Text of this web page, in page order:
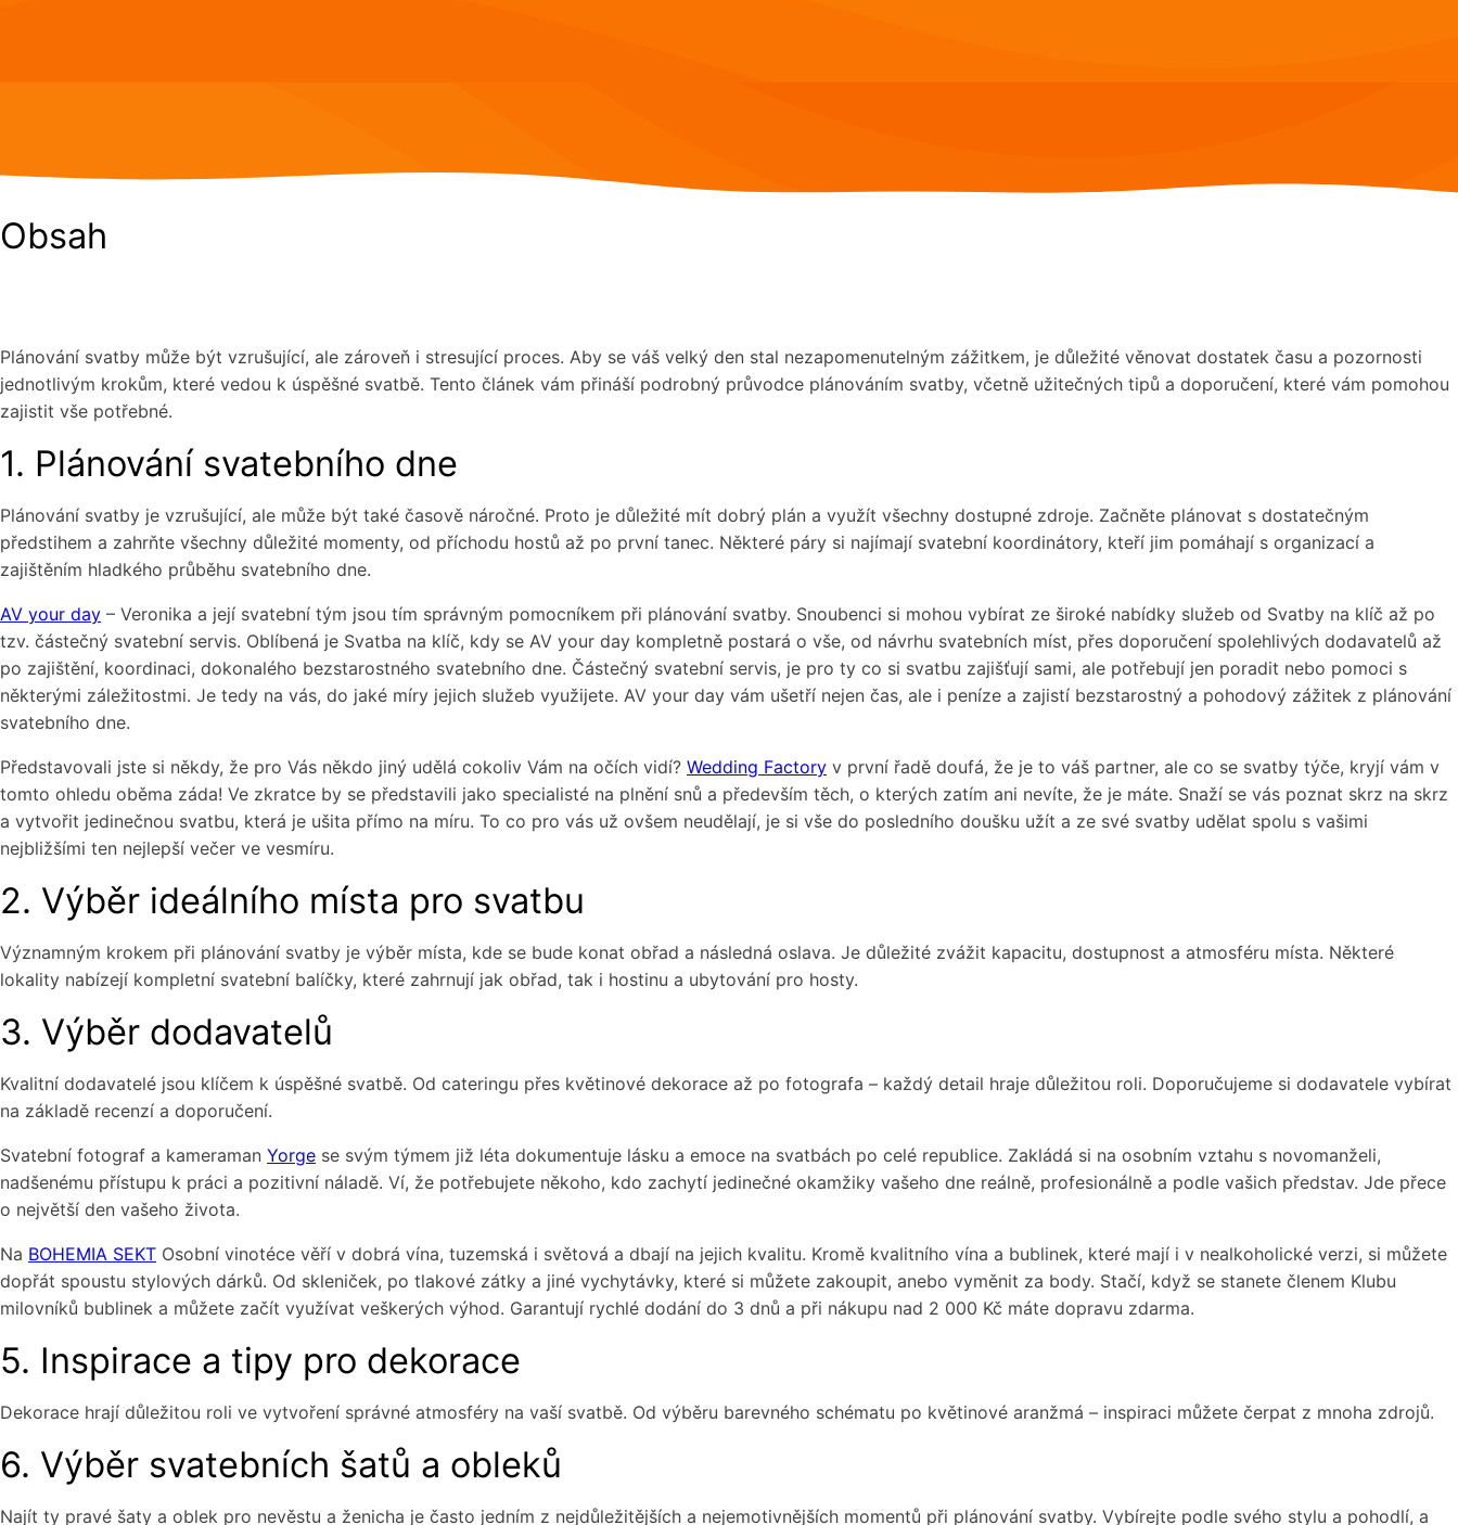
Obsah
Plánování svatby může být vzrušující, ale zároveň i stresující proces. Aby se váš velký den stal nezapomenutelným zážitkem, je důležité věnovat dostatek času a pozornosti
jednotlivým krokům, které vedou k úspěšné svatbě. Tento článek vám přináší podrobný průvodce plánováním svatby, včetně užitečných tipů a doporučení, které vám pomohou
zajistit vše potřebné.
1. Plánování svatebního dne
Plánování svatby je vzrušující, ale může být také časově náročné. Proto je důležité mít dobrý plán a využít všechny dostupné zdroje. Začněte plánovat s dostatečným
předstihem a zahrňte všechny důležité momenty, od příchodu hostů až po první tanec. Některé páry si najímají svatební koordinátory, kteří jim pomáhají s organizací a
zajištěním hladkého průběhu svatebního dne.
AV your day – Veronika a její svatební tým jsou tím správným pomocníkem při plánování svatby. Snoubenci si mohou vybírat ze široké nabídky služeb od Svatby na klíč až po
tzv. částečný svatební servis. Oblíbená je Svatba na klíč, kdy se AV your day kompletně postará o vše, od návrhu svatebních míst, přes doporučení spolehlivých dodavatelů až
po zajištění, koordinaci, dokonalého bezstarostného svatebního dne. Částečný svatební servis, je pro ty co si svatbu zajišťují sami, ale potřebují jen poradit nebo pomoci s
některými záležitostmi. Je tedy na vás, do jaké míry jejich služeb využijete. AV your day vám ušetří nejen čas, ale i peníze a zajistí bezstarostný a pohodový zážitek z plánování
svatebního dne.
Představovali jste si někdy, že pro Vás někdo jiný udělá cokoliv Vám na očích vidí? Wedding Factory v první řadě doufá, že je to váš partner, ale co se svatby týče, kryjí vám v
tomto ohledu oběma záda! Ve zkratce by se představili jako specialisté na plnění snů a především těch, o kterých zatím ani nevíte, že je máte. Snaží se vás poznat skrz na skrz
a vytvořit jedinečnou svatbu, která je ušita přímo na míru. To co pro vás už ovšem neudělají, je si vše do posledního doušku užít a ze své svatby udělat spolu s vašimi
nejbližšími ten nejlepší večer ve vesmíru.
2. Výběr ideálního místa pro svatbu
Významným krokem při plánování svatby je výběr místa, kde se bude konat obřad a následná oslava. Je důležité zvážit kapacitu, dostupnost a atmosféru místa. Některé
lokality nabízejí kompletní svatební balíčky, které zahrnují jak obřad, tak i hostinu a ubytování pro hosty.
3. Výběr dodavatelů
Kvalitní dodavatelé jsou klíčem k úspěšné svatbě. Od cateringu přes květinové dekorace až po fotografa – každý detail hraje důležitou roli. Doporučujeme si dodavatele vybírat
na základě recenzí a doporučení.
Svatební fotograf a kameraman Yorge se svým týmem již léta dokumentuje lásku a emoce na svatbách po celé republice. Zakládá si na osobním vztahu s novomanželi,
nadšenému přístupu k práci a pozitivní náladě. Ví, že potřebujete někoho, kdo zachytí jedinečné okamžiky vašeho dne reálně, profesionálně a podle vašich představ. Jde přece
o největší den vašeho života.
Na BOHEMIA SEKT Osobní vinotéce věří v dobrá vína, tuzemská i světová a dbají na jejich kvalitu. Kromě kvalitního vína a bublinek, které mají i v nealkoholické verzi, si můžete
dopřát spoustu stylových dárků. Od skleniček, po tlakové zátky a jiné vychytávky, které si můžete zakoupit, anebo vyměnit za body. Stačí, když se stanete členem Klubu
milovníků bublinek a můžete začít využívat veškerých výhod. Garantují rychlé dodání do 3 dnů a při nákupu nad 2 000 Kč máte dopravu zdarma.
5. Inspirace a tipy pro dekorace
Dekorace hrají důležitou roli ve vytvoření správné atmosféry na vaší svatbě. Od výběru barevného schématu po květinové aranžmá – inspiraci můžete čerpat z mnoha zdrojů.
6. Výběr svatebních šatů a obleků
Najít ty pravé šaty a oblek pro nevěstu a ženicha je často jedním z nejdůležitějších a nejemotivnějších momentů při plánování svatby. Vybírejte podle svého stylu a pohodlí, a